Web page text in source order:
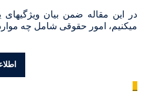
در این مقاله ضمن بیان
میکنیم، امور حقوقی شامل چه